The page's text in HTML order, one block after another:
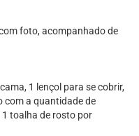
foto, acompanhado de
1 lençol para se cobrir,
com a quantidade de
1 toalha de rosto por